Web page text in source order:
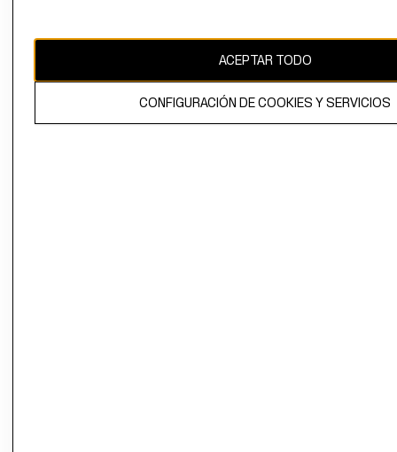
El contenido de esta página web está protegido por copyright y es
ACEPTAR TODO
CONFIGURACIÓN DE COOKIES Y SERVICIOS